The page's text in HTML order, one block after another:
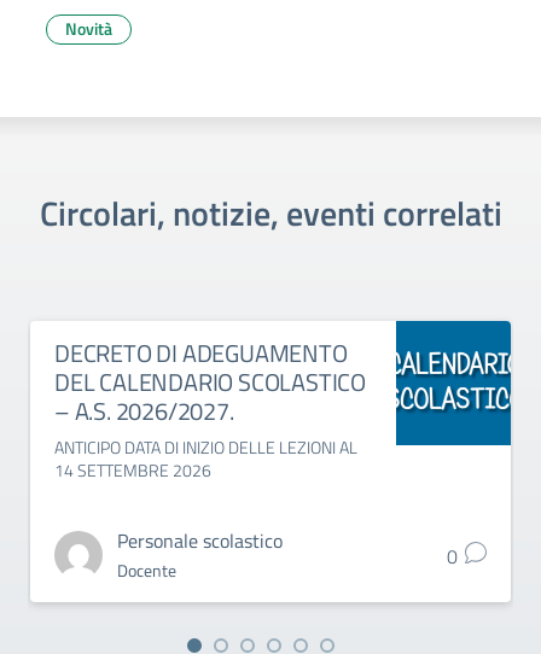
Novità
Circolari, notizie, eventi correlati
DECRETO DI ADEGUAMENTO
DEL CALENDARIO SCOLASTICO
– A.S. 2026/2027.
ANTICIPO DATA DI INIZIO DELLE LEZIONI AL
14 SETTEMBRE 2026
Personale scolastico
Docente 0